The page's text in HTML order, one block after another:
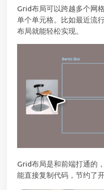
Grid布局可以跨越多个网
单个单元格。比如最近流
布局就能轻松实现。
Grid布局是和前端打通的
能直接复制代码，节约了开